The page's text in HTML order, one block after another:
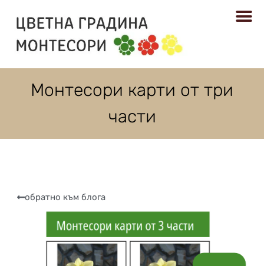
Монтесори карти от три
части
обратно към блога